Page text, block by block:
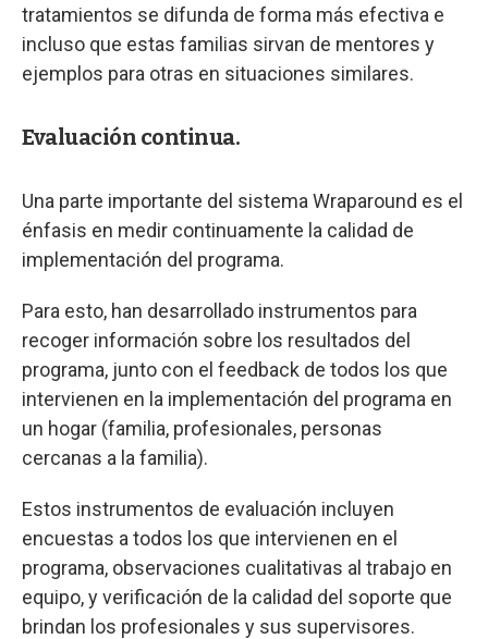
tratamientos se difunda de forma más efectiva e
incluso que estas familias sirvan de mentores y
ejemplos para otras en situaciones similares.
Evaluación continua.
Una parte importante del sistema Wraparound es el
énfasis en medir continuamente la calidad de
implementación del programa.
Para esto, han desarrollado instrumentos para
recoger información sobre los resultados del
programa, junto con el feedback de todos los que
intervienen en la implementación del programa en
un hogar (familia, profesionales, personas
cercanas a la familia).
Estos instrumentos de evaluación incluyen
encuestas a todos los que intervienen en el
programa, observaciones cualitativas al trabajo en
equipo, y verificación de la calidad del soporte que
brindan los profesionales y sus supervisores.